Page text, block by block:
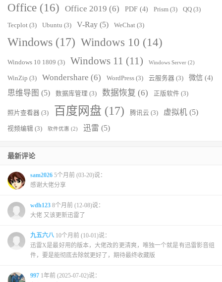
Office (16) Office 2019 (6) PDF (4) Prism (3) QQ (3)
Tecplot (3) Ubuntu (3) V-Ray (5) WeChat (3)
Windows (17) Windows 10 (14)
Windows 10 1809 (3) Windows 11 (11) Windows Server (2)
WinZip (3) Wondershare (6) WordPress (3) 云服务器 (3) 微信 (4)
思维导图 (5) 数据库管理 (3) 数据恢复 (6) 正版软件 (3)
照片查看器 (3) 百度网盘 (17) 腾讯云 (3) 虚拟机 (5)
视频编辑 (3) 软件优惠 (2) 迅雷 (5)
最新评论
sam2026 5个月前 (03-20)说：
感谢大佬分享
wdh123 8个月前 (12-08)说：
大佬 又该更新迅雷了
九五六八 10个月前 (10-01)说：
迅雷X是最好用的版本，大佬改的更清爽，唯独一个就是有迅雷影音组
件，要是能彻底去除就更好了，期待最终收藏版
997 1年前 (2025-07-02)说：